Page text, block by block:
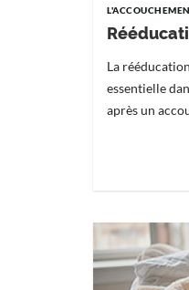
La
essentielle
après un